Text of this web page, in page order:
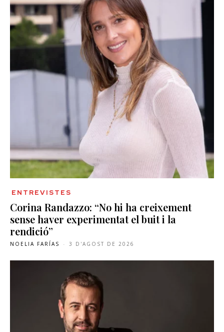
ENTREVISTES
Corina Randazzo: “No hi ha creixement
sense haver experimentat el buit i la
rendició”
NOELIA FARÍAS - 3 D'AGOST DE 2026